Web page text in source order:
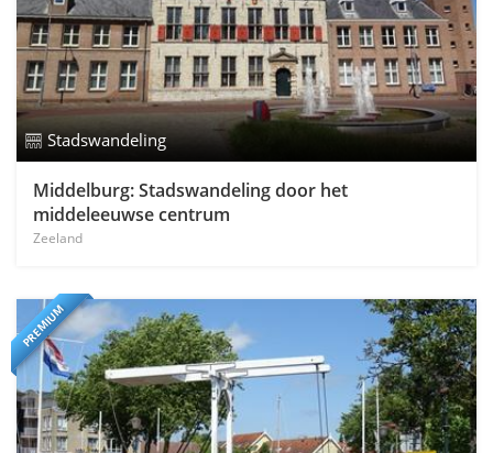
Stadswandeling
Middelburg: Stadswandeling door het
middeleeuwse centrum
Zeeland
PREMIUM